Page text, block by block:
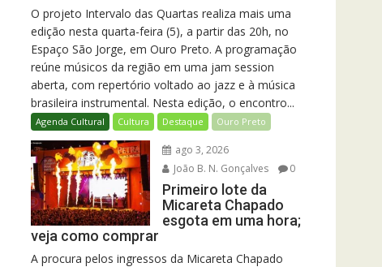
O projeto Intervalo das Quartas realiza mais uma
edição nesta quarta-feira (5), a partir das 20h, no
Espaço São Jorge, em Ouro Preto. A programação
reúne músicos da região em uma jam session
aberta, com repertório voltado ao jazz e à música
brasileira instrumental. Nesta edição, o encontro...
Agenda Cultural Cultura Destaque Ouro Preto
ago 3, 2026
João B. N. Gonçalves
0
Primeiro lote da
Micareta Chapado
esgota em uma hora;
veja como comprar
A procura pelos ingressos da Micareta Chapado